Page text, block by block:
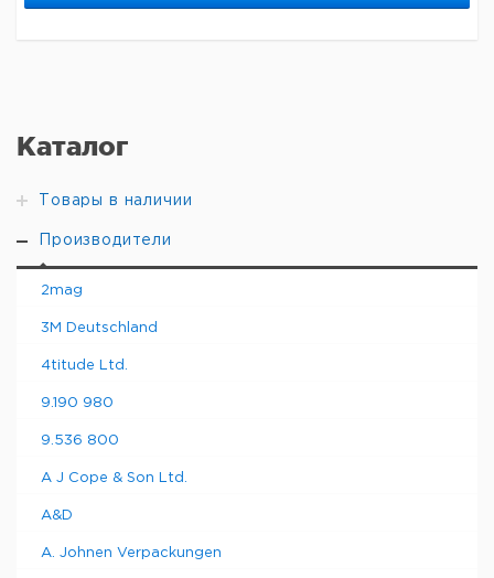
Каталог
Товары в наличии
Производители
2mag
3M Deutschland
4titude Ltd.
9.190 980
9.536 800
A J Cope & Son Ltd.
A&D
A. Johnen Verpackungen